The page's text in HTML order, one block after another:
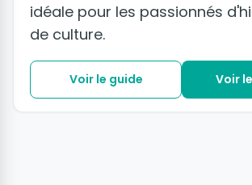
idéale pour les passionnés
de culture.
Voir le guide Voir